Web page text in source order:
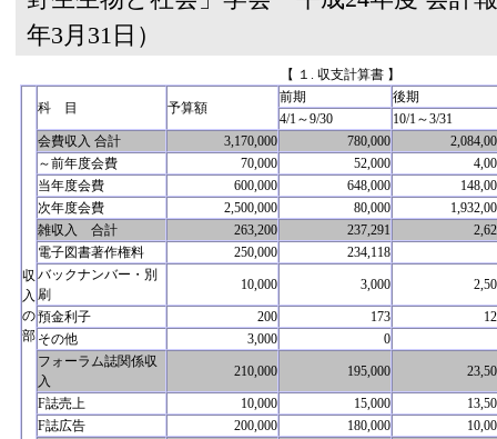
年3月31日）
【 １. 収支計算書 】
収
入
の
部
科 目 予算額
前期
後期
4/1～9/30
10/1～3/31
会費収入 合計
3,170,000 780,000
～前年度会費
70,000 52,000
当年度会費
600,000 648,000
次年度会費
2,500,000 80,000
雑収入 合計
263,200 237,291
電子図書著作権料
250,000
234,118
バックナンバー・別
刷
10,000 3,000
預金利子 200 173
その他
3,000
0
フォーラム誌関係収
入
210,000 195,000
F誌売上 10,000 15,000
F誌広告
200,000 180,000